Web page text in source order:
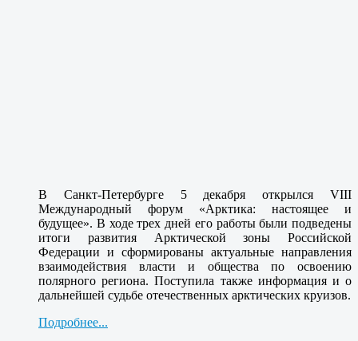
В Санкт-Петербурге 5 декабря открылся VIII
Международный форум «Арктика: настоящее и
будущее». В ходе трех дней его работы были подведены
итоги развития Арктической зоны Российской
Федерации и сформированы актуальные направления
взаимодействия власти и общества по освоению
полярного региона. Поступила также информация и о
дальнейшей судьбе отечественных арктических круизов.
Подробнее...